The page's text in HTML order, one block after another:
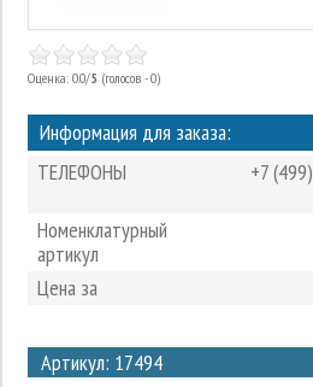
Оценка: 0.0/5 (голосов - 0)
Информация для заказа:
ТЕЛЕФОНЫ
+7
Номенклатурный
артикул
Цена за
Артикул: 17494
2